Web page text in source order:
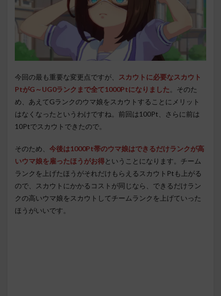
今回の最も重要な変更点ですが、
スカウトに必要なスカウト
PtがG～UG0ランク まで全て1000Ptになりました。そのた
め、あえてGランクのウマ娘をスカウトすることにメリット
はなくなったというわけですね。前回は100Pt、さらに前は
10Ptでスカウトできたので。
そのため、 今後は1000Pt帯のウマ娘はできるだけランクが高
いウマ娘を雇ったほうがお得ということになります。チーム
ランクを上げたほうがそれだけもらえるスカウトPtも上がる
ので、スカウトにかかるコストが同じなら、できるだけラン
クの高いウマ娘をスカウトしてチームランクを上げていった
ほうがいいです。